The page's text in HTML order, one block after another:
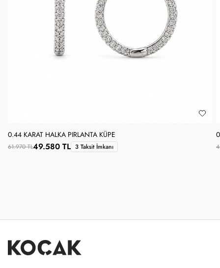
0.44 KARAT HALKA PIRLANTA KÜPE
61.970 TL49.580 TL 3 Taksit İmkanı